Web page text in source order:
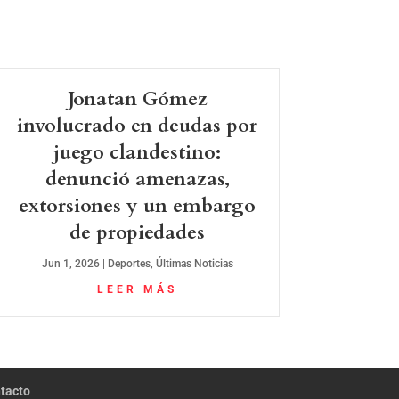
Jonatan Gómez
involucrado en deudas por
juego clandestino:
denunció amenazas,
extorsiones y un embargo
de propiedades
Jun 1, 2026| Deportes, Últimas Noticias
LEER MÁS